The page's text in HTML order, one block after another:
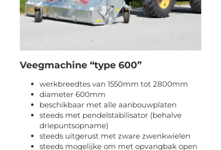
Veegmachine “type 600”
werkbreedtes van 1550mm tot 2800mm
diameter 600mm
beschikbaar met alle aanbouwplaten
steeds met pendelstabilisator (behalve
driepuntsopname)
steeds uitgerust met zware zwenkwielen
steeds mogelijke om met opvangbak open